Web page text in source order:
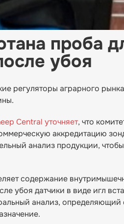
проба
убоя
регуляторы аграрного
Central уточняет, что
аккредитацию
анализ продукции,
содержание
убоя датчики в виде игл
анализ,